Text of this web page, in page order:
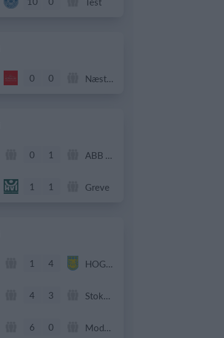
0 0 Næstved
0 1 ABB Veteran
1 1 Greve
1 4 HOG OB50
4 3 Stokehagen
6 0 Modstander